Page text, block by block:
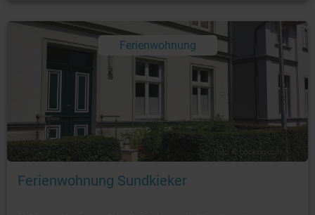
Ferienwohnung
Foto: © booking.com
Ferienwohnung Sundkieker